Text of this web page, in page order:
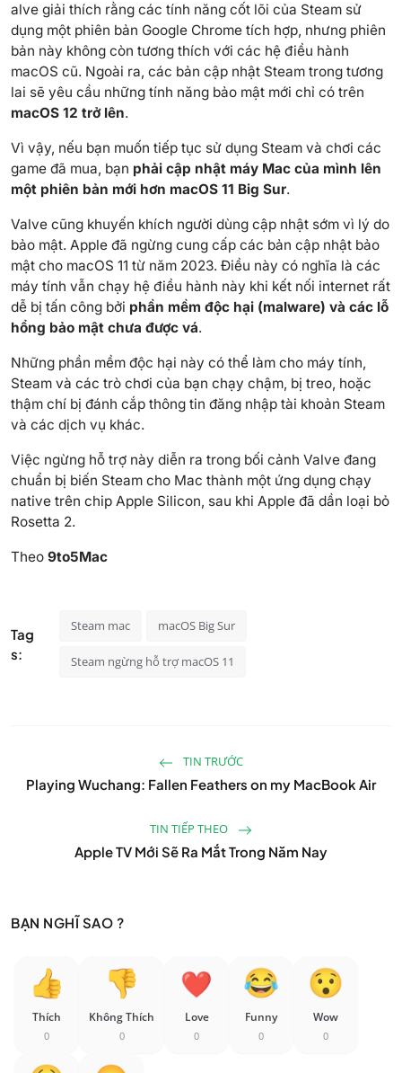
alve giải thích rằng các tính năng cốt lõi của Steam sử
dụng một phiên bản Google Chrome tích hợp, nhưng phiên
bản này không còn tương thích với các hệ điều hành
macOS cũ. Ngoài ra, các bản cập nhật Steam trong tương
lai sẽ yêu cầu những tính năng bảo mật mới chỉ có trên
macOS 12 trở lên.
Vì vậy, nếu bạn muốn tiếp tục sử dụng Steam và chơi các
game đã mua, bạn phải cập nhật máy Mac của mình lên
một phiên bản mới hơn macOS 11 Big Sur.
Valve cũng khuyến khích người dùng cập nhật sớm vì lý do
bảo mật. Apple đã ngừng cung cấp các bản cập nhật bảo
mật cho macOS 11 từ năm 2023. Điều này có nghĩa là các
máy tính vẫn chạy hệ điều hành này khi kết nối internet rất
dễ bị tấn công bởi phần mềm độc hại (malware) và các lỗ
hổng bảo mật chưa được vá.
Những phần mềm độc hại này có thể làm cho máy tính,
Steam và các trò chơi của bạn chạy chậm, bị treo, hoặc
thậm chí bị đánh cắp thông tin đăng nhập tài khoản Steam
và các dịch vụ khác.
Việc ngừng hỗ trợ này diễn ra trong bối cảnh Valve đang
chuẩn bị biến Steam cho Mac thành một ứng dụng chạy
native trên chip Apple Silicon, sau khi Apple đã dần loại bỏ
Rosetta 2.
Theo 9to5Mac
Tag
s:
Steam mac macOS Big Sur
Steam ngừng hỗ trợ macOS 11
TIN TRƯỚC
Playing Wuchang: Fallen Feathers on my MacBook Air
TIN TIẾP THEO
Apple TV Mới Sẽ Ra Mắt Trong Năm Nay
BẠN NGHĨ SAO ?
Thích
0
Không Thích
0
Love
0
Funny
0
Wow
0